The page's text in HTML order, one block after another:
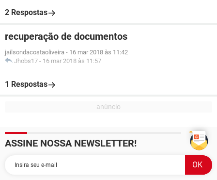
2 Respostas
recuperação de documentos
jailsondacostaoliveira - 16 mar 2018 às 11:42
Jhobs17 - 16 mar 2018 às 11:57
1 Respostas
ASSINE NOSSA NEWSLETTER!